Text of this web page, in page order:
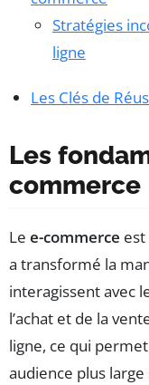
Stratégies
ligne
Les Clés de
Les
commerce
Le e-commerce
a transformé la
interagissent avec
l’achat et de la
ligne, ce qui
audience plus